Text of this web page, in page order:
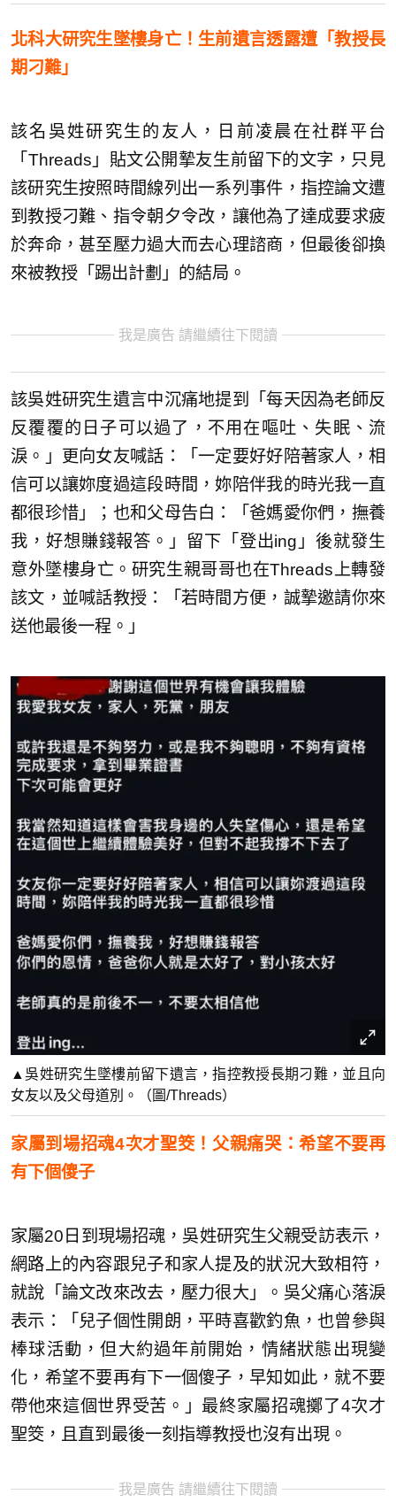
北科大研究生墜樓身亡！生前遺言透露遭「教授長
期刁難」
該名吳姓研究生的友人，日前凌晨在社群平台
「Threads」貼文公開摯友生前留下的文字，只見
該研究生按照時間線列出一系列事件，指控論文遭
到教授刁難、指令朝夕令改，讓他為了達成要求疲
於奔命，甚至壓力過大而去心理諮商，但最後卻換
來被教授「踢出計劃」的結局。
我是廣告 請繼續往下閱讀
該吳姓研究生遺言中沉痛地提到「每天因為老師反
反覆覆的日子可以過了，不用在嘔吐、失眠、流
淚。」更向女友喊話：「一定要好好陪著家人，相
信可以讓妳度過這段時間，妳陪伴我的時光我一直
都很珍惜」；也和父母告白：「爸媽愛你們，撫養
我，好想賺錢報答。」留下「登出ing」後就發生
意外墜樓身亡。研究生親哥哥也在Threads上轉發
該文，並喊話教授：「若時間方便，誠摯邀請你來
送他最後一程。」
▲吳姓研究生墜樓前留下遺言，指控教授長期刁難，並且向
女友以及父母道別。（圖/Threads）
家屬到場招魂4次才聖筊！父親痛哭：希望不要再
有下個傻子
家屬20日到現場招魂，吳姓研究生父親受訪表示，
網路上的內容跟兒子和家人提及的狀況大致相符，
就說「論文改來改去，壓力很大」。吳父痛心落淚
表示：「兒子個性開朗，平時喜歡釣魚，也曾參與
棒球活動，但大約過年前開始，情緒狀態出現變
化，希望不要再有下一個傻子，早知如此，就不要
帶他來這個世界受苦。」最終家屬招魂擲了4次才
聖筊，且直到最後一刻指導教授也沒有出現。
我是廣告 請繼續往下閱讀